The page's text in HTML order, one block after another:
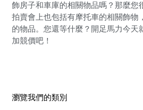
飾房子和車庫的相關物品嗎？那麼您
拍賣會上也包括有摩托車的相關飾物
的物品。您還等什麼？開足馬力今天
加競價吧！
瀏覽我們的類別